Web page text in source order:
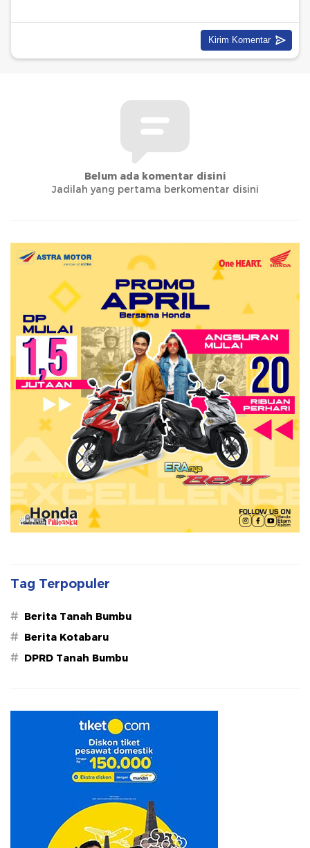
Belum ada komentar disini
Jadilah yang pertama berkomentar disini
Tag Terpopuler
# Berita Tanah Bumbu
# Berita Kotabaru
# DPRD Tanah Bumbu